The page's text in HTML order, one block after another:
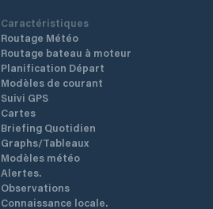
Caractéristiques
Routage Météo
Routage bateau à moteur
Planification Départ
Modèles de courant
Suivi GPS
Cartes
Briefing Quotidien
Graphs/Tableaux
Modèles météo
Alertes.
Observations
Connaissance locale.